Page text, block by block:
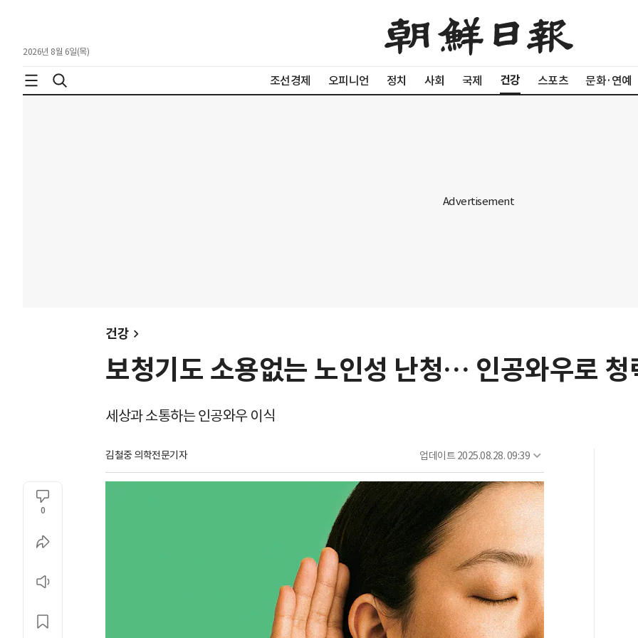
2026년 8월 6일(목)
조선경제 오피니언 정치 사회 국제 건강 스포츠 문화·연예
건강
보청기도 소용없는 노인성 난청… 인공와우로 청
세상과 소통하는 인공와우 이식
김철중 의학전문기자 업데이트 2025.08.28. 09:39
0